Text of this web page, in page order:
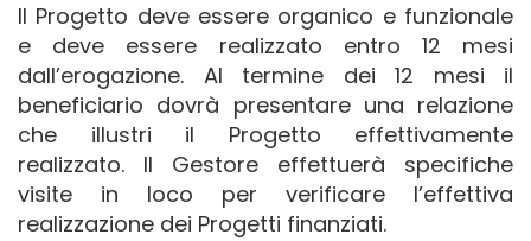
Il Progetto deve essere organico e funzionale
e deve essere realizzato entro 12 mesi
dall’erogazione. Al termine dei 12 mesi il
beneficiario dovrà presentare una relazione
che illustri il Progetto effettivamente
realizzato. Il Gestore effettuerà specifiche
visite in loco per verificare l’effettiva
realizzazione dei Progetti finanziati.